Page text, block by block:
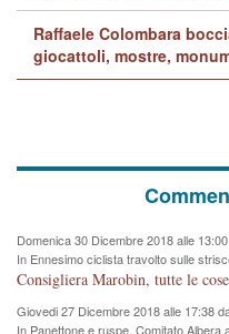
Raffaele Colombara
giocattoli, mostre,
Domenica 30 Dicembre 2018 alle
In Ennesimo ciclista travolto sulle
Comune si svegli"
Giovedi 27 Dicembre 2018 alle 17:38
In Panettone e ruspe, Comitato Albera